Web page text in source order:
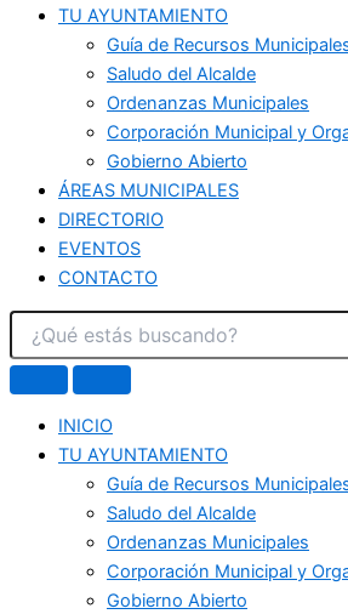
TU AYUNTAMIENTO
Guía de Recursos
Saludo del Alcalde
Ordenanzas Municipales
Corporación Municipal y
Gobierno Abierto
ÁREAS MUNICIPALES
DIRECTORIO
EVENTOS
CONTACTO
INICIO
TU AYUNTAMIENTO
Guía de Recursos
Saludo del Alcalde
Ordenanzas Municipales
Corporación Municipal y
Gobierno Abierto